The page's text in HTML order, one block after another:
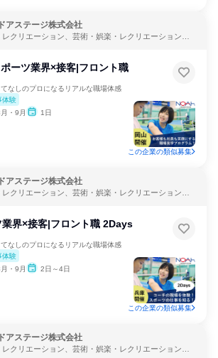
アステージ株式会社
レクリエーション、芸術・娯楽・レクリエーション、
ポーツ業界×接客|フロント職
なしのプロになるリアルな職場体感
体験
・9月 1日
この企業の類似募集
アステージ株式会社
レクリエーション、芸術・娯楽・レクリエーション、
業界×接客|フロント職 2Days
なしのプロになるリアルな職場体感
体験
・9月 2日～4日
この企業の類似募集
アステージ株式会社
レクリエーション、芸術・娯楽・レクリエーション、